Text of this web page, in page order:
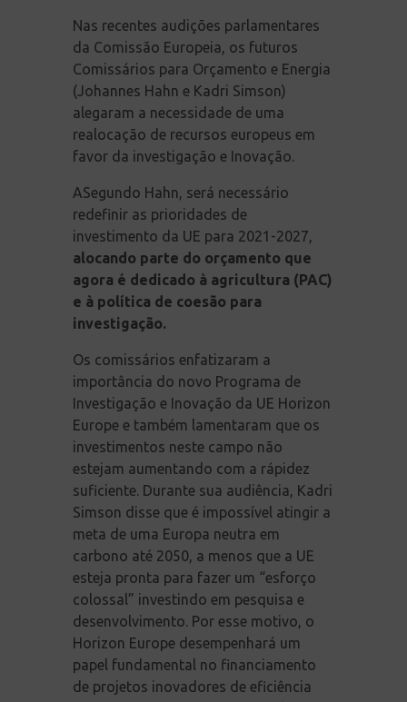
Nas recentes audições parlamentares
da Comissão Europeia, os futuros
Comissários para Orçamento e Energia
(Johannes Hahn e Kadri Simson)
alegaram a necessidade de uma
realocação de recursos europeus em
favor da investigação e Inovação.
ASegundo Hahn, será necessário
redefinir as prioridades de
investimento da UE para 2021-2027,
alocando parte do orçamento que
agora é dedicado à agricultura (PAC)
e à política de coesão para
investigação.
Os comissários enfatizaram a
importância do novo Programa de
Investigação e Inovação da UE Horizon
Europe e também lamentaram que os
investimentos neste campo não
estejam aumentando com a rápidez
suficiente. Durante sua audiência, Kadri
Simson disse que é impossível atingir a
meta de uma Europa neutra em
carbono até 2050, a menos que a UE
esteja pronta para fazer um “esforço
colossal” investindo em pesquisa e
desenvolvimento. Por esse motivo, o
Horizon Europe desempenhará um
papel fundamental no financiamento
de projetos inovadores de eficiência